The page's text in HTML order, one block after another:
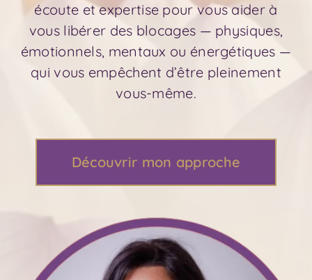
écoute et expertise pour vous aider à
vous libérer des blocages — physiques,
émotionnels, mentaux ou énergétiques —
qui vous empêchent d’être pleinement
vous-même.
Découvrir mon approche